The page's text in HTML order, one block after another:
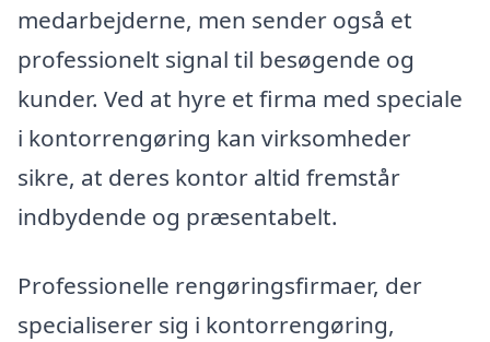
medarbejderne, men sender også et
professionelt signal til besøgende og
kunder. Ved at hyre et firma med speciale
i kontorrengøring kan virksomheder
sikre, at deres kontor altid fremstår
indbydende og præsentabelt.
Professionelle rengøringsfirmaer, der
specialiserer sig i kontorrengøring,